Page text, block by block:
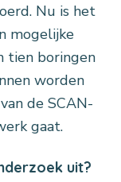
Nu is het
mogelijke
tien boringen
worden
de SCAN-
gaat.
uit?